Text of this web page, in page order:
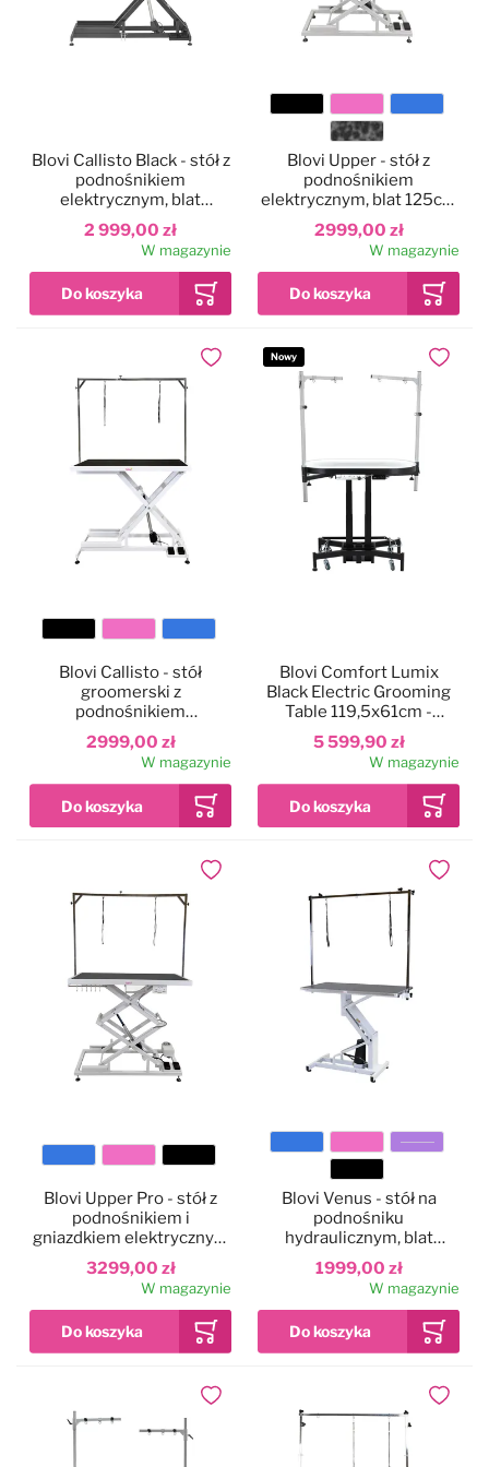
2 999,00 zł
Blovi Callisto Black - stół z
podnośnikiem
elektrycznym, blat
125x65cm, czarny
W magazynie
2999,00 zł
Blovi Upper - stół z
podnośnikiem
elektrycznym, blat 125cm
x 65cm
W magazynie
Kolor
blatu
2999,00 zł
Blovi Callisto - stół
groomerski z
podnośnikiem
elektrycznym, blat
125x65cm
W magazynie
Dodaj do ulubionych
Nowy
5 599,90 zł
Blovi Comfort Lumix
Black Electric Grooming
Table 119,5x61cm -
solidny stół groomerski z
podświetlanym blatem,
podnośnikiem
elektrycznym i 2
wysięgnikami
W magazynie
Dodaj
Kolor
3299,00 zł
Blovi Upper Pro - stół z
podnośnikiem i
gniazdkiem elektrycznym
oraz półką na akcesoria,
blat 125cm x 65cm
W magazynie
Dodaj do ulubionych
1999,00 zł
Blovi Venus - stół na
podnośniku
hydraulicznym, blat
110x60cm
W magazynie
Dodaj
Dodaj do ulubionych Dodaj